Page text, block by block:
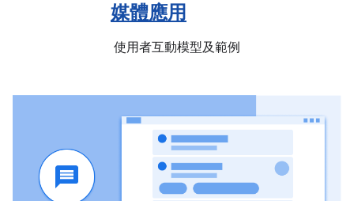
媒體應用
使用者互動模型及範例